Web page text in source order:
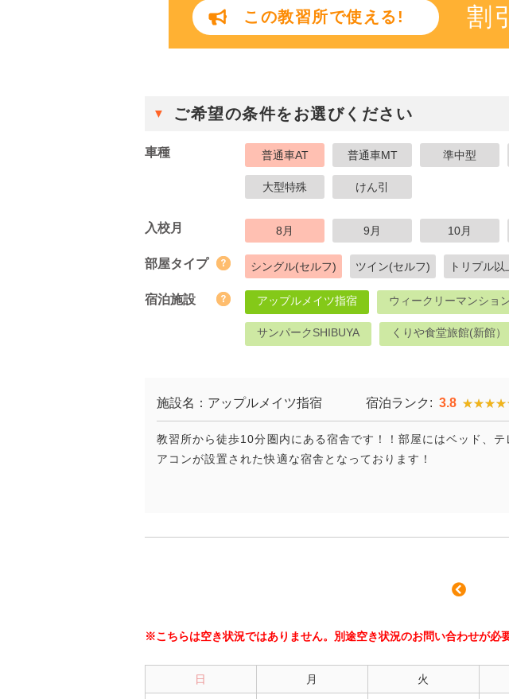
この教習所で使える! 割
ご希望の条件をお選びください
車種 普通車AT 普通車MT 準中型
大型特殊 けん引
入校月 8月 9月 10月
部屋タイプ シングル(セルフ) ツイン(セルフ) トリプル
宿泊施設 アップルメイツ指宿 ウィークリーマンショ
サンパークSHIBUYA くりや食堂旅館(新館）
施設名：アップルメイツ指宿 宿泊ランク: 3.8
教習所から徒歩10分圏内にある宿舎です！！部屋にはベッド、テ
アコンが設置された快適な宿舎となっております！
※こちらは空き状況ではありません。別途空き状況のお問い合わせが必要
日 月 火